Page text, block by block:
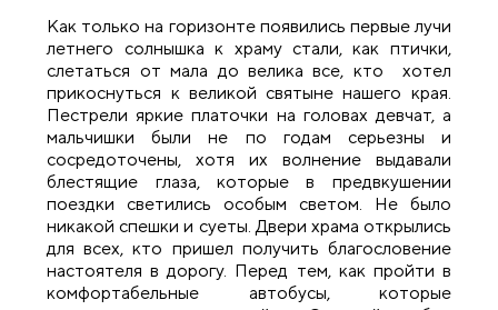
Как только на горизонте появились первые лучи
летнего солнышка к храму стали, как птички,
слетаться от мала до велика все, кто хотел
прикоснуться к великой святыне нашего края.
Пестрели яркие платочки на головах девчат, а
мальчишки были не по годам серьезны и
сосредоточены, хотя их волнение выдавали
блестящие глаза, которые в предвкушении
поездки светились особым светом. Не было
никакой спешки и суеты. Двери храма открылись
для всех, кто пришел получить благословение
настоятеля в дорогу. Перед тем, как пройти в
комфортабельные автобусы, которые